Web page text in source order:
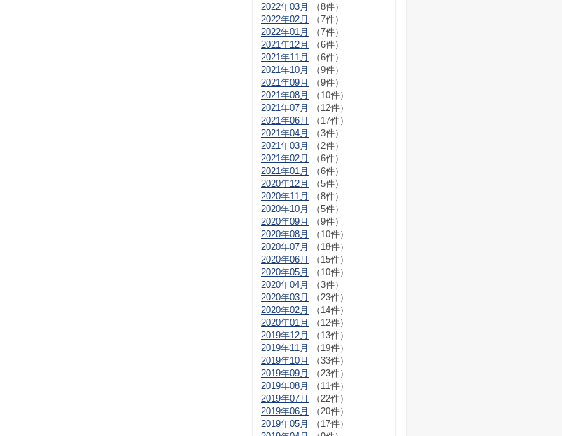
2022年03月
（8件）
2022年02月
（7件）
2022年01月
（7件）
2021年12月
（6件）
2021年11月
（6件）
2021年10月
（9件）
2021年09月
（9件）
2021年08月
（10件）
2021年07月
（12件）
2021年06月
（17件）
2021年04月
（3件）
2021年03月
（2件）
2021年02月
（6件）
2021年01月
（6件）
2020年12月
（5件）
2020年11月
（8件）
2020年10月
（5件）
2020年09月
（9件）
2020年08月
（10件）
2020年07月
（18件）
2020年06月
（15件）
2020年05月
（10件）
2020年04月
（3件）
2020年03月
（23件）
2020年02月
（14件）
2020年01月
（12件）
2019年12月
（13件）
2019年11月
（19件）
2019年10月
（33件）
2019年09月
（23件）
2019年08月
（11件）
2019年07月
（22件）
2019年06月
（20件）
2019年05月
（17件）